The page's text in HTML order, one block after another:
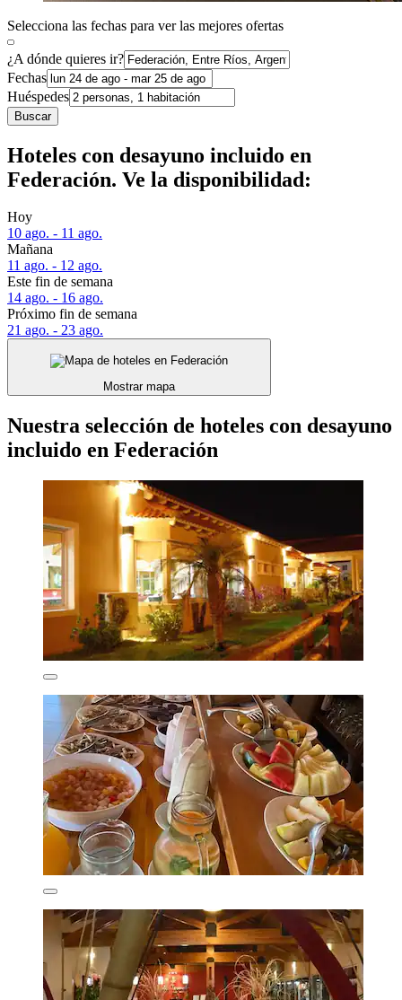
Selecciona las fechas para ver las mejores ofertas
¿A dónde quieres ir?
Fechas
Huéspedes
Buscar
Hoteles con desayuno incluido en
Federación. Ve la disponibilidad:
Hoy
10 ago. - 11 ago.
Mañana
11 ago. - 12 ago.
Este fin de semana
14 ago. - 16 ago.
Próximo fin de semana
21 ago. - 23 ago.
Mostrar mapa
Nuestra selección de hoteles con desayuno
incluido en Federación